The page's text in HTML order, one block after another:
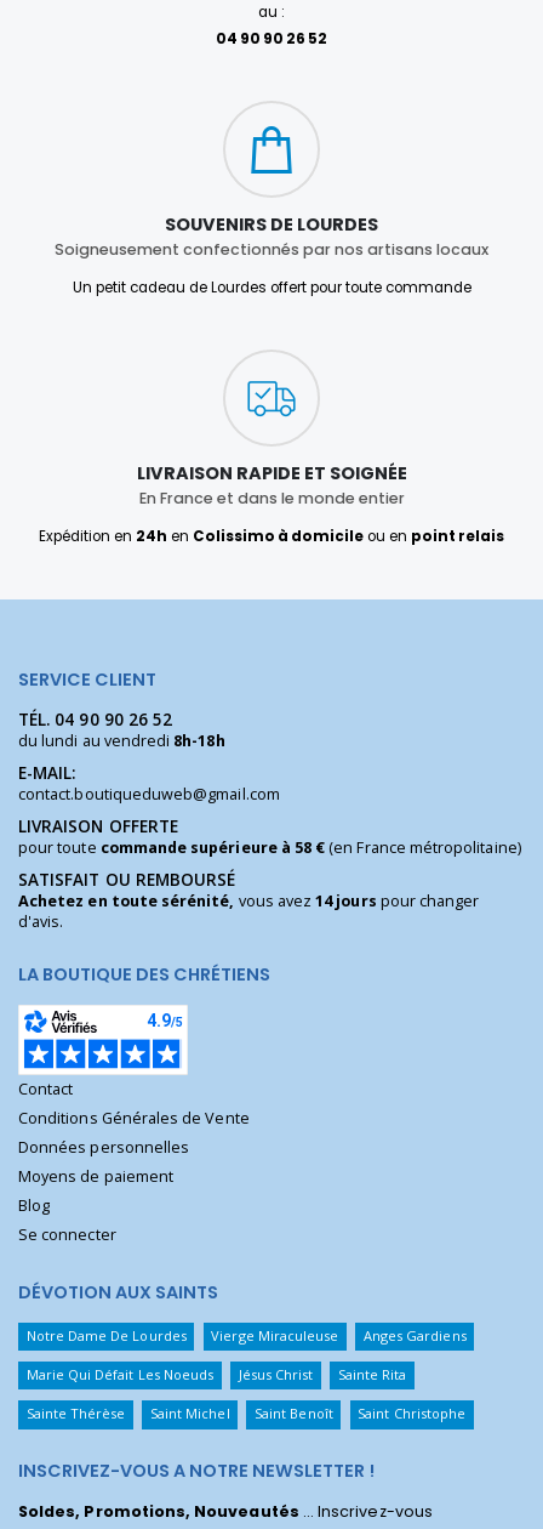
au :
04 90 90 26 52
SOUVENIRS DE LOURDES
Soigneusement confectionnés par nos artisans locaux
Un petit cadeau de Lourdes offert pour toute commande
LIVRAISON RAPIDE ET SOIGNÉE
En France et dans le monde entier
Expédition en 24h en Colissimo à domicileou en point relais
SERVICE CLIENT
TÉL. 04 90 90 26 52
du lundi au vendredi 8h-18h
E-MAIL:
contact.boutiqueduweb@gmail.com
LIVRAISON OFFERTE
pour toute commande supérieure à 58 €(en France métropolitaine)
SATISFAIT OU REMBOURSÉ
Achetez en toute sérénité, vous avez14 jours pour changer
d'avis.
LA BOUTIQUE DES CHRÉTIENS
Contact
Conditions Générales de Vente
Données personnelles
Moyens de paiement
Blog
Se connecter
DÉVOTION AUX SAINTS
Notre Dame De Lourdes Vierge Miraculeuse Anges Gardiens
Marie Qui Défait Les Noeuds Jésus Christ Sainte Rita
Sainte Thérèse Saint Michel Saint Benoît Saint Christophe
INSCRIVEZ-VOUS A NOTRE NEWSLETTER !
Soldes, Promotions, Nouveautés ... Inscrivez-vous